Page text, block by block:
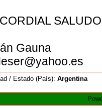
Gauna
/ Estado (País):Argentina